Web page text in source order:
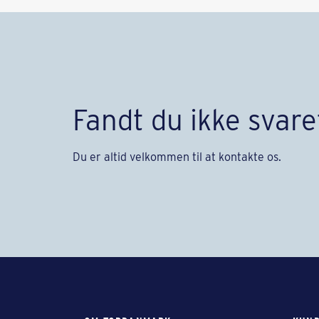
Fandt du ikke
Du er altid velkommen til at kontakte os.